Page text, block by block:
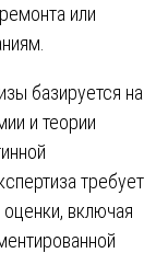
или
базируется на
и теории
требует
включая